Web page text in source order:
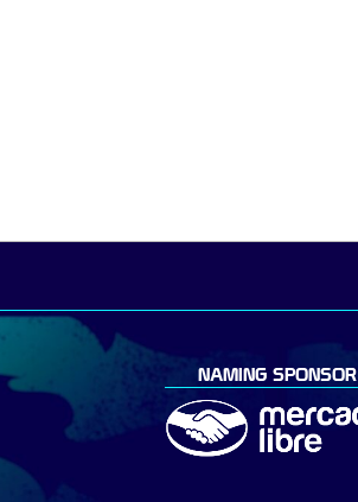
NAMING SPONSOR